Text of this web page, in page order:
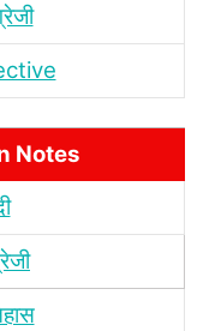
Notes